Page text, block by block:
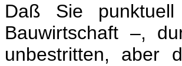
Daß Sie
Bauwirtschaft –,
unbestritten, aber